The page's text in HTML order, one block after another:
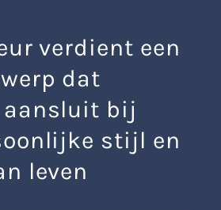
verdient een
dat
aansluit bij
stijl en
leven